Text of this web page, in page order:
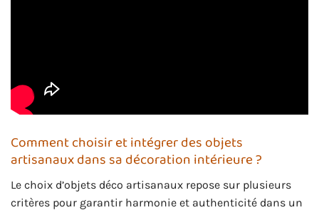
Comment choisir et intégrer des objets
artisanaux dans sa décoration intérieure ?
Le choix d’objets déco artisanaux repose sur plusieurs
critères pour garantir harmonie et authenticité dans un